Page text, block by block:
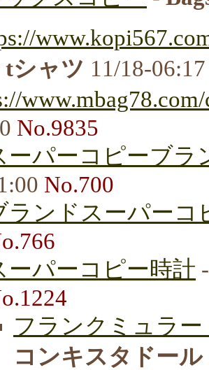
tシャツ 11/18-
www.mbag78.com/
No.9835
ーパーコピーブラ
No.700
ランドスーパーコ
ーパーコピー時計
フランクミュラ
コンキスタドー